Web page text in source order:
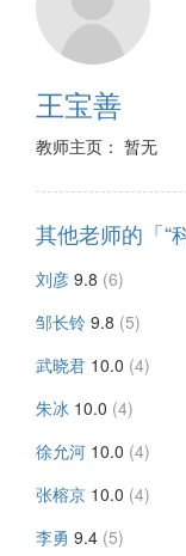
王宝善
教师主页： 暂无
其他老师的「“
刘彦 9.8 (6)
邹长铃 9.8 (5)
武晓君 10.0 (4)
朱冰 10.0 (4)
徐允河 10.0 (4)
张榕京 10.0 (4)
李勇 9.4 (5)